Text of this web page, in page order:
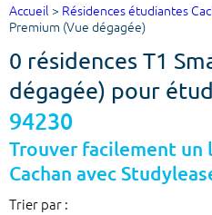
Votre
Ville, école
Budget min
€
Accueil > Résidences étudiantes
Premium (Vue dégagée)
0 résidences T1
dégagée) pour
94230
Trouver facilement
Cachan avec
Trier par :